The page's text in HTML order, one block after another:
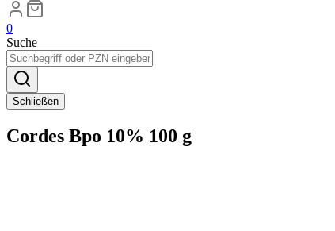
0
Suche
Schließen
Cordes Bpo 10% 100 g